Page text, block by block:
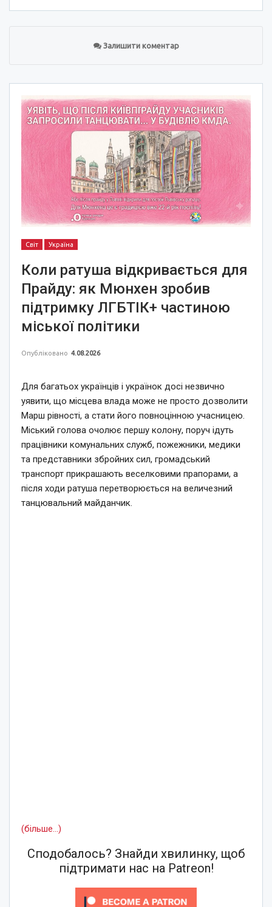
Залишити коментар
Світ Україна
Коли ратуша відкривається для
Прайду: як Мюнхен зробив
підтримку ЛГБТІК+ частиною
міської політики
Опубліковано 4.08.2026
Для багатьох українців і українок досі незвично
уявити, що місцева влада може не просто дозволити
Марш рівності, а стати його повноцінною учасницею.
Міський голова очолює першу колону, поруч ідуть
працівники комунальних служб, пожежники, медики
та представники збройних сил, громадський
транспорт прикрашають веселковими прапорами, а
після ходи ратуша перетворюється на величезний
танцювальний майданчик.
(більше…)
Сподобалось? Знайди хвилинку, щоб
підтримати нас на Patreon!